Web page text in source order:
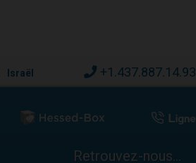
Israël +1.437.887.14.93
Retrouvez-nous...